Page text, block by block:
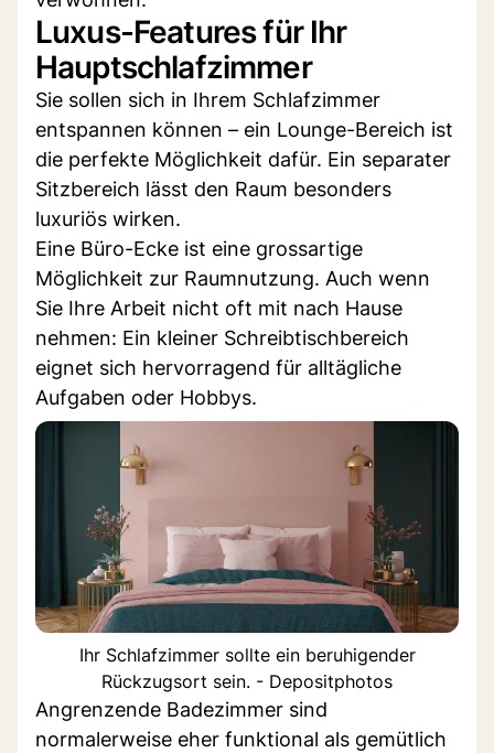
Luxus-Features für Ihr
Hauptschlafzimmer
Sie sollen sich in Ihrem Schlafzimmer
entspannen können – ein Lounge-Bereich ist
die perfekte Möglichkeit dafür. Ein separater
Sitzbereich lässt den Raum besonders
luxuriös wirken.
Eine Büro-Ecke ist eine grossartige
Möglichkeit zur Raumnutzung. Auch wenn
Sie Ihre Arbeit nicht oft mit nach Hause
nehmen: Ein kleiner Schreibtischbereich
eignet sich hervorragend für alltägliche
Aufgaben oder Hobbys.
Ihr Schlafzimmer sollte ein beruhigender
Rückzugsort sein. - Depositphotos
Angrenzende Badezimmer sind
normalerweise eher funktional als gemütlich